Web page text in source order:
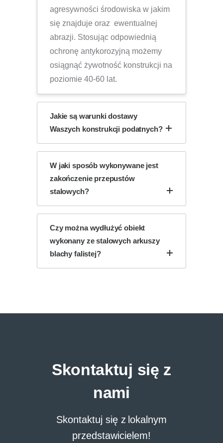
agresywności środowiska w jakim
się znajduje oraz ewentualnej
abrazji. Stosując odpowiednią
ochronę antykorozyjną możemy
osiągnąć żywotność konstrukcji na
poziomie 40-60 lat.
Jakie są warunki dostawy
Waszych konstrukcji podatnych?
W jaki sposób wykonywane jest
zakończenie przepustów
stalowych?
Czy można wydłużyć obiekt
wykonany ze stalowych arkuszy
blachy falistej?
Skontaktuj się z
nami
Skontaktuj się z lokalnym
przedstawicielem!